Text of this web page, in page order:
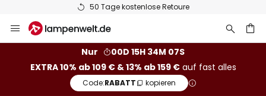
50 Tage kostenlose Retoure
Inhalt
Nur
00D 15H 34M 06S
EXTRA 10% ab 109 € & 13% ab 159 €auf fast alles
Code:RABATT kopieren